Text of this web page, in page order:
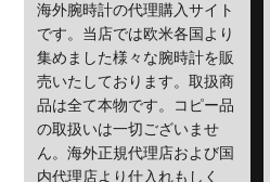
海外腕時計の代理購入サイト
です。当店では欧米各国より
集めました様々な腕時計を販
売いたしております。取扱商
品は全て本物です。コピー品
の取扱いは一切ございませ
ん。海外正規代理店および国
内代理店より仕入れもしく